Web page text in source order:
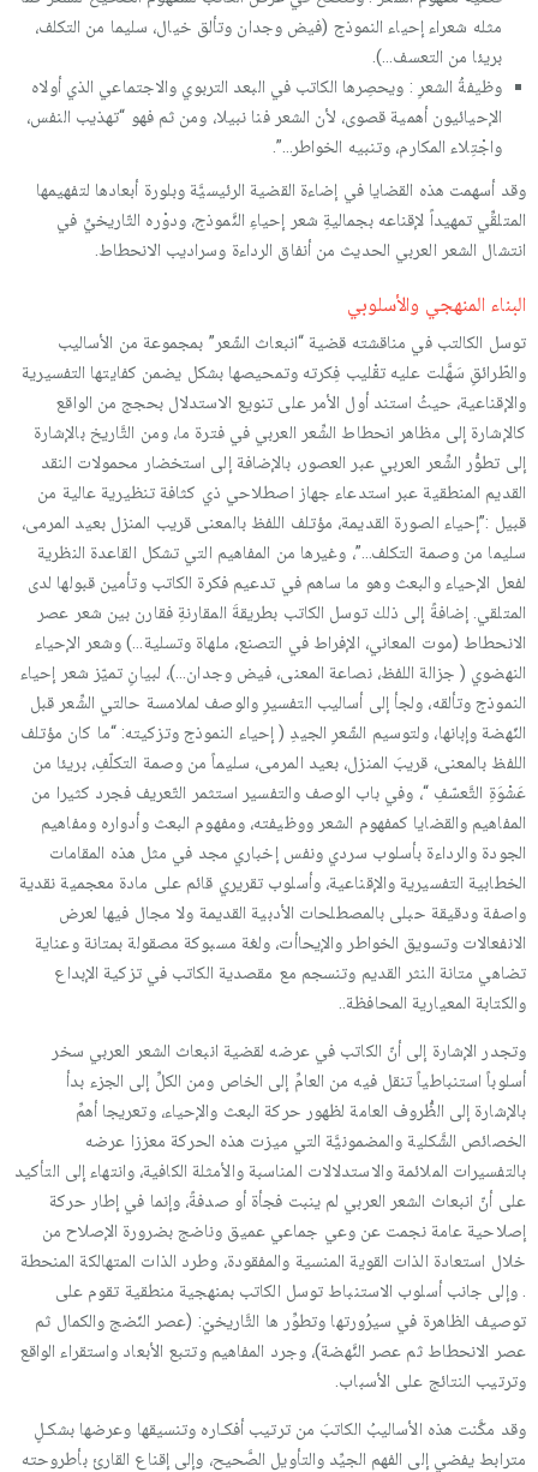
مثله شعراء إحياء النموذج (فيض وجدان وتألق خيال، سليما من التكلف،
بريئا من التعسف…).
وظيفةُ الشعرِ : ويحصِرها الكاتب في البعد التربوي والاجتماعي الذي أولاه
الإحيائيون أهمية قصوى، لأن الشعر فنا نبيلا، ومن ثم فهو “تهذيب النفس،
واجْتِلاء المكارم، وتنبيه الخواطر…”.
وقد أسهمت هذه القضايا في إضاءة القضية الرئيسيَّة وبلورة أبعادها لتفهيمها
المتلقِّي تمهيداً لإقناعه بجماليةِ شعر إحياءِ النَّموذج، ودوْره التّاريخيِّ في
انتشال الشعر العربي الحديث من أنفاق الرداءة وسراديب الانحطاط.
البناء المنهجي والأسلوبي
توسل الكالتب في مناقشته قضية “انبعاث الشّعر” بمجموعة من الأساليب
والطّرائقِ سَهَّلت عليه تقْليب فِكرته وتمحيصها بشكل يضمن كفايتها التفسيرية
والإقناعية، حيثُ استند أول الأمر على تنويع الاستدلال بحجج من الواقع
كالإشارة إلى مظاهر انحطاط الشِّعر العربي في فترة ما، ومن التَّاريخ بالإشارة
إلى تطوُّر الشِّعر العربي عبر العصور، بالإضافة إلى استخضار محمولات النقد
القديم المنطقية عبر استدعاء جهاز اصطلاحي ذي كثافة تنظيرية عالية من
قبيل :”إحياء الصورة القديمة، مؤتلف اللفظ بالمعنى قريب المنزل بعيد المرمى،
سليما من وصمة التكلف…”، وغيرها من المفاهيم التي تشكل القاعدة النظرية
لفعل الإحياء والبعث وهو ما ساهم في تدعيم فكرة الكاتب وتأمين قبولها لدى
المتلقي. إضافةً إلى ذلك توسل الكاتب بطريقةَ المقارنةِ فقارن بين شعر عصر
الانحطاط (موت المعاني، الإفراط في التصنع، ملهاة وتسلية…) وشعر الإحياء
النهضوي ( جزالة اللفظ، نصاعة المعنى، فيض وجدان…)، لبيانِ تميّز شعر إحياء
النموذج وتألقه، ولجأ إلى أساليب التفسيرِ والوصف لملامسة حالتي الشِّعر قبل
النّهضة وإبانها، ولتوسيم الشّعرِ الجيدِ ( إحياء النموذج وتزكيته: “ما كان مؤتلف
اللفظ بالمعنى، قريبَ المنزل، بعيد المرمى، سليماً من وصمة التكلّفِ، بريئا من
عَشْوَةِ التَّعسّفِ “، وفي باب الوصف والتفسير استثمر التّعريف فجرد كثيرا من
المفاهيم والقضايا كمفهوم الشعر ووظيفته، ومفهوم البعث وأدواره ومفاهيم
الجودة والرداءة بأسلوب سردي ونفس إخباري مجد في مثل هذه المقامات
الخطابية التفسيرية والإقناعية، وأسلوب تقريري قائم على مادة معجمية نقدية
واصفة ودقيقة حبلى بالمصطلحات الأدبية القديمة ولا مجال فيها لعرض
الانفعالات وتسويق الخواطر والإيحاأت، ولغة مسبوكة مصقولة بمتانة وعناية
تضاهي متانة النثر القديم وتنسجم مع مقصدية الكاتب في تزكية الإبداع
والكتابة المعيارية المحافظة..
وتجدر الإشارة إلى أنّ الكاتب في عرضه لقضية انبعاث الشعر العربي سخر
أسلوباً استنباطياً تنقل فيه من العامِّ إلى الخاص ومن الكلِّ إلى الجزء بدأ
بالإشارة إلى الظُّروف العامة لظهور حركة البعث والإحياء، وتعريجا أهمِّ
الخصائص الشَّكلية والمضمونيَّة التي ميزت هذه الحركة معززا عرضه
بالتفسيرات الملائمة والاستدلالات المناسبة والأمثلة الكافية، وانتهاء إلى التأكيد
على أنّ انبعاث الشعر العربي لم ينبت فجأة أو صدفةً، وإنما في إطار حركة
إصلاحية عامة نجمت عن وعي جماعي عميق وناضج بضرورة الإصلاح من
خلال استعادة الذات القوية المنسية والمفقودة، وطرد الذات المتهالكة المنحطة
. وإلى جانب أسلوب الاستنباط توسل الكاتب بمنهجية منطقية تقوم على
توصيف الظاهرة في سيرُورتها وتطوِّر ها التَّاريخيّ: (عصر النّضج والكمال ثم
عصر الانحطاط ثم عصر النَّهضة)، وجرد المفاهيم وتتبع الأبعاد واستقراء الواقع
وترتيب النتائج على الأسباب.
وقد مكَّنت هذه الأساليبُ الكاتبَ من ترتيب أفكـاره وتنسيقها وعرضها بشكـلٍ
مترابط يفضي إلى الفهم الجيِّد والتأويل الصَّحيح، وإلى إقناع القارئ بأطروحته